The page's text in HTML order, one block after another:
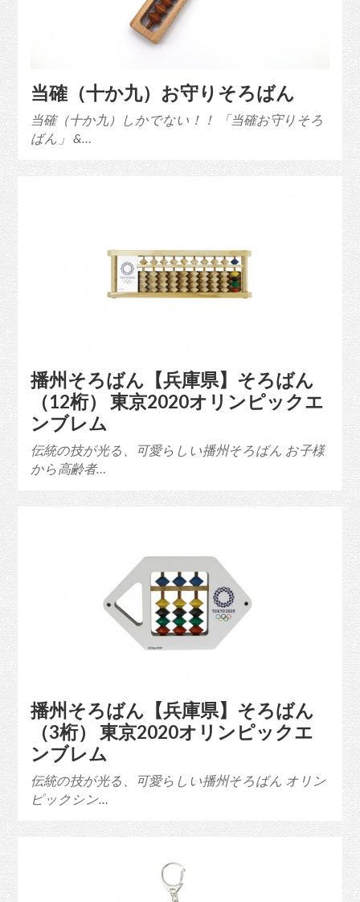
当確（十か九）お守りそろばん
当確（十か九）しかでない！！ 「当確お守りそろ
ばん」 &…
播州そろばん【兵庫県】そろばん
（12桁） 東京2020オリンピックエ
ンブレム
伝統の技が光る、可愛らしい播州そろばん お子様
から高齢者…
播州そろばん【兵庫県】そろばん
（3桁） 東京2020オリンピックエ
ンブレム
伝統の技が光る、可愛らしい播州そろばん オリン
ピックシン…